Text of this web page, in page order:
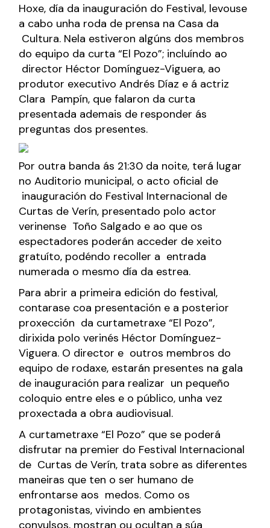
Hoxe, día da inauguración do Festival, levouse
a cabo unha roda de prensa na Casa da
Cultura. Nela estiveron algúns dos membros
do equipo da curta “El Pozo”; incluíndo ao
director Héctor Domínguez-Viguera, ao
produtor executivo Andrés Díaz e á actriz
Clara Pampín, que falaron da curta
presentada ademais de responder ás
preguntas dos presentes.
Por outra banda ás 21:30 da noite, terá lugar
no Auditorio municipal, o acto oficial de
inauguración do Festival Internacional de
Curtas de Verín, presentado polo actor
verinense Toño Salgado e ao que os
espectadores poderán acceder de xeito
gratuíto, podéndo recoller a entrada
numerada o mesmo día da estrea.
Para abrir a primeira edición do festival,
contarase coa presentación e a posterior
proxección da curtametraxe “El Pozo”,
dirixida polo verinés Héctor Domínguez-
Viguera. O director e outros membros do
equipo de rodaxe, estarán presentes na gala
de inauguración para realizar un pequeño
coloquio entre eles e o público, unha vez
proxectada a obra audiovisual.
A curtametraxe “El Pozo” que se poderá
disfrutar na premier do Festival Internacional
de Curtas de Verín, trata sobre as diferentes
maneiras que ten o ser humano de
enfrontarse aos medos. Como os
protagonistas, vivindo en ambientes
convulsos, mostran ou ocultan a súa